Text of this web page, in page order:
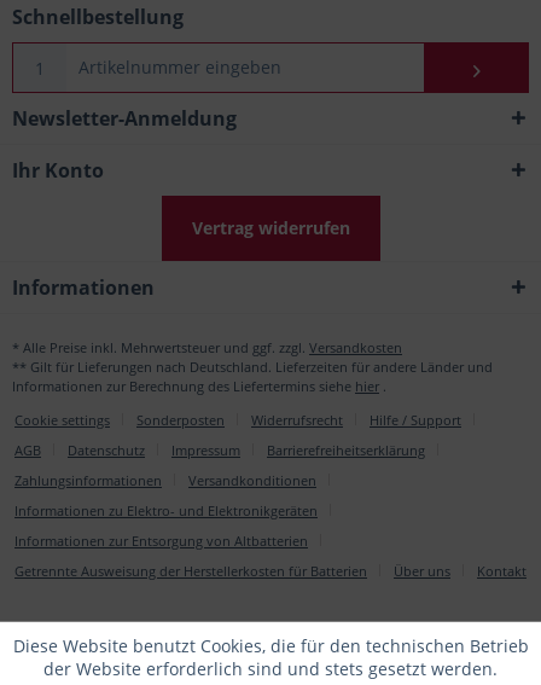
Schnellbestellung
Newsletter-Anmeldung
Ihr Konto
Vertrag widerrufen
Informationen
* Alle Preise inkl. Mehrwertsteuer und ggf. zzgl. Versandkosten
** Gilt für Lieferungen nach Deutschland. Lieferzeiten für andere Länder und
Informationen zur Berechnung des Liefertermins siehe hier
Cookie settings
Sonderposten Widerrufsrecht
Hilfe / Support
AGB
Datenschutz Impressum
Barrierefreiheitserklärung
Zahlungsinformationen
Versandkonditionen
Informationen zu Elektro- und Elektronikgeräten
Informationen zur Entsorgung von Altbatterien
Getrennte Ausweisung der Herstellerkosten für Batterien
Über uns Kontakt
Diese Website benutzt Cookies, die für den technischen Betrieb
der Website erforderlich sind und stets gesetzt werden.